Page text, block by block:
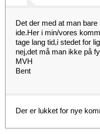
Det der med at man
ide.Her i min/vores
tage lang tid,i stedet for
nej,det må man ikke på
MVH
Bent
Der er lukket for nye